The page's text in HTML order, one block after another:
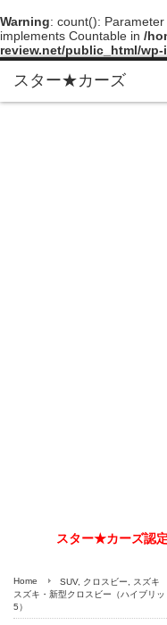
Warning: count():
implements Countable in /
review.net/public_html/
スター★カーズ認
Home SUV, クロスビー
スズキ
スズキ・新型クロスビー（ハイブリ
5）